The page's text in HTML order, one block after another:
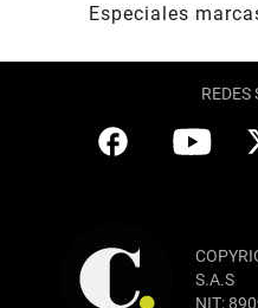
Especiales
REDES
S.A.S
NIT: